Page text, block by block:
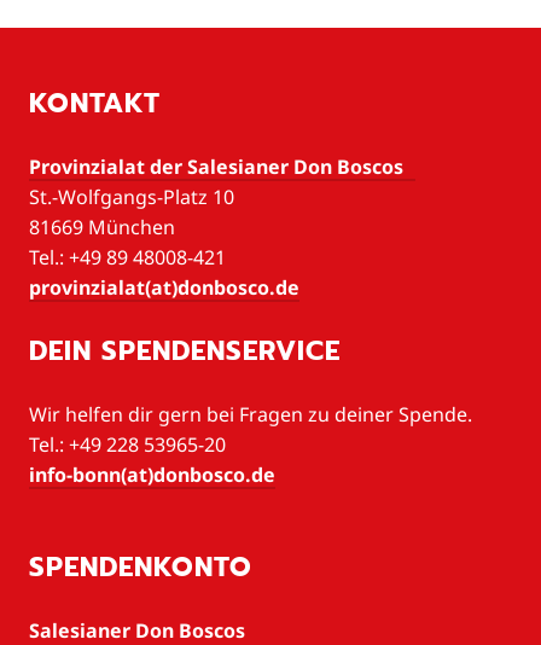
KONTAKT
Provinzialat der Salesianer Don Boscos
St.-Wolfgangs-Platz 10
81669 München
Tel.: +49 89 48008-421
provinzialat(at)donbosco.de
DEIN SPENDENSERVICE
Wir helfen dir gern bei Fragen zu deiner Spende.
Tel.: +49 228 53965-20
info-bonn(at)donbosco.de
SPENDENKONTO
Salesianer Don Boscos